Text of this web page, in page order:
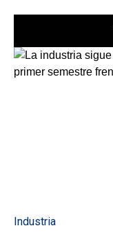
Industria